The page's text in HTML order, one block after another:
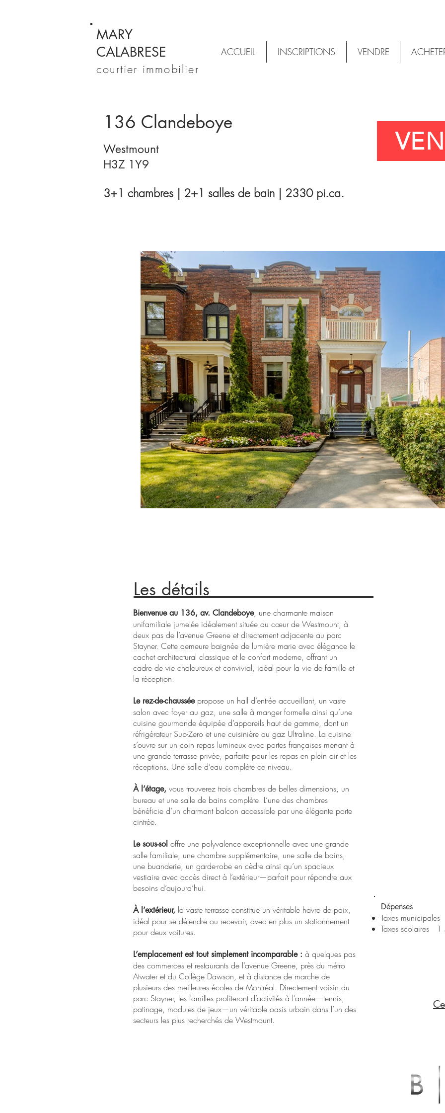
MARY
CALABRESE
courtier immobilier
ACCUEIL INSCRIPTIONS VENDRE
136 Clandeboye
Westmount
H3Z 1Y9
3+1 chambres | 2+1 salles de bain | 2330 pi.ca.
Les détails
Bienvenue au 136, av. Clandeboye, une charmante maison
unifamiliale jumelée idéalement située au cœur de Westmount, à
deux pas de l’avenue Greene et directement adjacente au parc
Stayner. Cette demeure baignée de lumière marie avec élégance le
cachet architectural classique et le confort moderne, offrant un
cadre de vie chaleureux et convivial, idéal pour la vie de famille et
la réception.
Le rez-de-chausséepropose un hall d’entrée accueillant, un vaste
salon avec foyer au gaz, une salle à manger formelle ainsi qu’une
cuisine gourmande équipée d’appareils haut de gamme, dont un
réfrigérateur Sub-Zero et une cuisinière au gaz Ultraline. La cuisine
s’ouvre sur un coin repas lumineux avec portes françaises menant à
une grande terrasse privée, parfaite pour les repas en plein air et les
réceptions. Une salle d’eau complète ce niveau.
À l’étage, vous trouverez trois chambres de belles dimensions, un
bureau et une salle de bains complète. L’une des chambres
bénéficie d’un charmant balcon accessible par une élégante porte
cintrée.
Le sous-sol offre une polyvalence exceptionnelle avec une grande
salle familiale, une chambre supplémentaire, une salle de bains,
une buanderie, un garde-robe en cèdre ainsi qu’un spacieux
vestiaire avec accès direct à l’extérieur—parfait pour répondre aux
besoins d’aujourd’hui.
À l’extérieur, la vaste terrasse constitue un véritable havre de paix,
idéal pour se détendre ou recevoir, avec en plus un stationnement
pour deux voitures.
L’emplacement est tout simplement incomparable : à quelques pas
des commerces et restaurants de l’avenue Greene, près du métro
Atwater et du Collège Dawson, et à distance de marche de
plusieurs des meilleures écoles de Montréal. Directement voisin du
parc Stayner, les familles profiteront d’activités à l’année—tennis,
patinage, modules de jeux—un véritable oasis urbain dans l’un des
secteurs les plus recherchés de Westmount.
Dépenses
Taxes municipales
Taxes scolaires
1